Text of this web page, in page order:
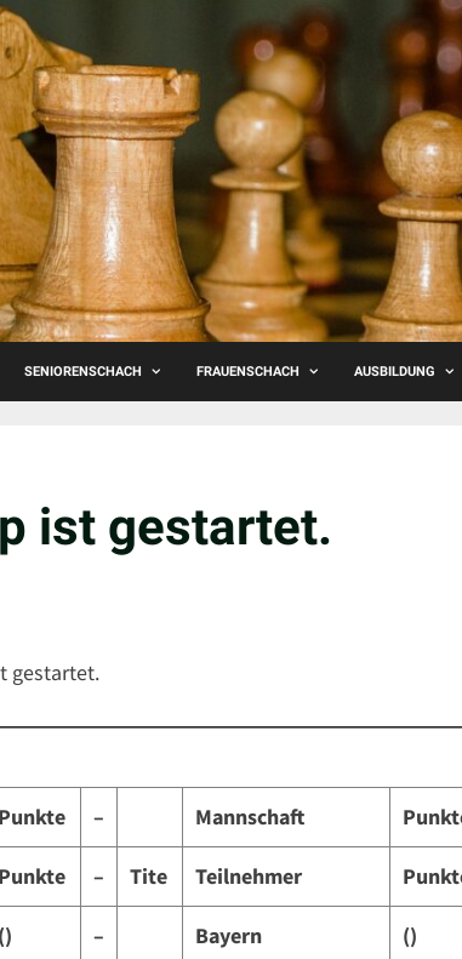
SENIORENSCHACH FRAUENSCHACH AUSBILDUNG
ist gestartet.
gestartet.
Punkte – Mannschaft
Punkte – Tite Teilnehmer
() – Bayern ()